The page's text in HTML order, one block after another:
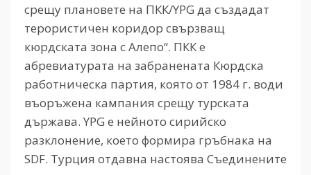
срещу плановете на ПКК/YPG да създадат
терористичен коридор свързващ
кюрдската зона с Алепо“. ПКК е
абревиатурата на забранената Кюрдска
работническа партия, която от 1984 г. води
въоръжена кампания срещу турската
държава. YPG е нейното сирийско
разклонение, което формира гръбнака на
SDF. Турция отдавна настоява Съединените